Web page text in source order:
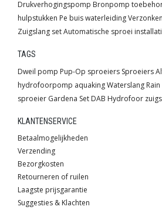
Drukverhogingspomp Bronpomp
hulpstukken Pe buis waterleiding
Zuigslang setAutomatische sproei
TAGS
Dweil pomp Pup-Op sproeiers Sproeiers
hydrofoorpomp aquakingWaterslang
sproeier Gardena Set DAB Hydrofoor
KLANTENSERVICE
Betaalmogelijkheden
Verzending
Bezorgkosten
Retourneren of ruilen
Laagste prijsgarantie
Suggesties & Klachten